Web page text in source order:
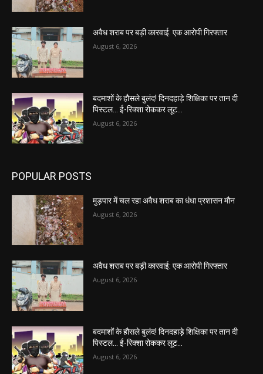
अवैध शराब पर बड़ी कारवाई: एक आरोपी गिरफ्तार
August 6, 2026
बदमाशों के हौसले बुलंद! दिनदहाड़े शिक्षिका पर तान दी
पिस्टल… ई-रिक्शा रोककर लूट…
August 6, 2026
POPULAR POSTS
मुड़पार में चल रहा अवैध शराब का धंधा प्रशासन मौन
August 6, 2026
अवैध शराब पर बड़ी कारवाई: एक आरोपी गिरफ्तार
August 6, 2026
बदमाशों के हौसले बुलंद! दिनदहाड़े शिक्षिका पर तान दी
पिस्टल… ई-रिक्शा रोककर लूट…
August 6, 2026